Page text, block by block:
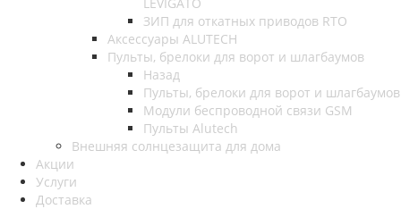
ЗИП для откатных приводов RTO
Аксессуары ALUTECH
Пульты, брелоки для ворот и шлагбаумов
Назад
Пульты, брелоки для ворот и шлагбаумов
Модули беспроводной связи GSM
Пульты Alutech
Внешняя солнцезащита для дома
Акции
Услуги
Доставка